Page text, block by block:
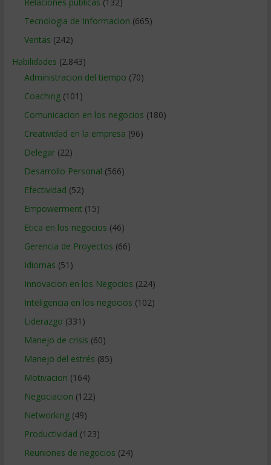
Tecnologia de Informacion (665)
Ventas (242)
Habilidades (2.843)
Administracion del tiempo (70)
Coaching(101)
Comunicacion en los negocios (180)
Creatividad en la empresa (96)
Delegar(22)
Desarrollo Personal (566)
Efectividad (52)
Empowerment (15)
Etica en los negocios (46)
Gerencia de Proyectos (66)
Idiomas (51)
Innovacion en los Negocios (224)
Inteligencia en los negocios (102)
Liderazgo (331)
Manejo de crisis (60)
Manejo del estrés (85)
Motivacion (164)
Negociacion (122)
Networking(49)
Productividad (123)
Reuniones de negocios (24)